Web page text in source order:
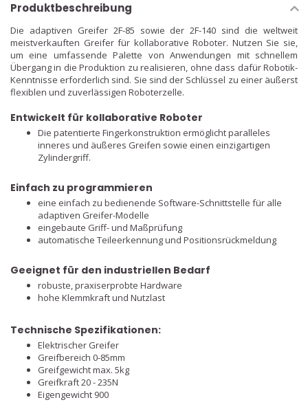
Produktbeschreibung
Die adaptiven Greifer 2F-85 sowie der 2F-140 sind die weltweit
meistverkauften Greifer für kollaborative Roboter. Nutzen Sie sie,
um eine umfassende Palette von Anwendungen mit schnellem
Übergang in die Produktion zu realisieren, ohne dass dafür Robotik-
Kenntnisse erforderlich sind. Sie sind der Schlüssel zu einer äußerst
flexiblen und zuverlässigen Roboterzelle.
Entwickelt für kollaborative Roboter
Die patentierte Fingerkonstruktion ermöglicht paralleles
inneres und äußeres Greifen sowie einen einzigartigen
Zylindergriff.
Einfach zu programmieren
eine einfach zu bedienende Software-Schnittstelle für alle
adaptiven Greifer-Modelle
eingebaute Griff- und Maßprüfung
automatische Teileerkennung und Positionsrückmeldung
Geeignet für den industriellen Bedarf
robuste, praxiserprobte Hardware
hohe Klemmkraft und Nutzlast
Technische Spezifikationen:
Elektrischer Greifer
Greifbereich 0-85mm
Greifgewicht max. 5kg
Greifkraft 20 - 235N
Eigengewicht 900